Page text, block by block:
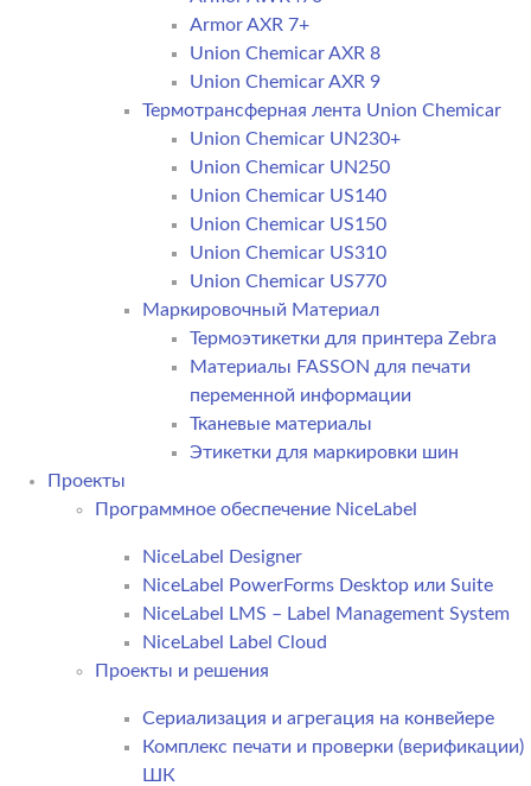
Armor AXR 7+
Union Chemicar AXR 8
Union Chemicar AXR 9
Термотрансферная лента Union Chemicar
Union Chemicar UN230+
Union Chemicar UN250
Union Chemicar US140
Union Chemicar US150
Union Chemicar US310
Union Chemicar US770
Маркировочный Материал
Термоэтикетки для принтера Zebra
Материалы FASSON для печати
переменной информации
Тканевые материалы
Этикетки для маркировки шин
Проекты
Программное обеспечение NiceLabel
NiceLabel Designer
NiceLabel PowerForms Desktop или Suite
NiceLabel LMS – Label Management System
NiceLabel Label Cloud
Проекты и решения
Сериализация и агрегация на конвейере
Комплекс печати и проверки (верификации)
ШК